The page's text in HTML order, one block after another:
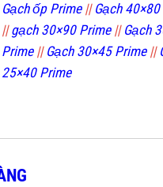
Gạch ốp Prime || Gạch
|| gạch 30×90 Prime || Gạch
Prime || Gạch 30×45 Prime ||
25×40 Prime